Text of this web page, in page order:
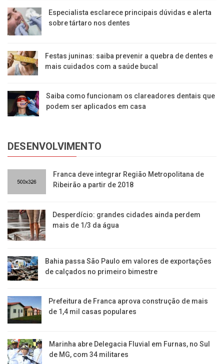
Especialista esclarece principais dúvidas e alerta
sobre tártaro nos dentes
Festas juninas: saiba prevenir a quebra de dentes e
mais cuidados com a saúde bucal
Saiba como funcionam os clareadores dentais que
podem ser aplicados em casa
DESENVOLVIMENTO
Franca deve integrar Região Metropolitana de
Ribeirão a partir de 2018
Desperdício: grandes cidades ainda perdem
mais de 1/3 da água
Bahia passa São Paulo em valores de exportações
de calçados no primeiro bimestre
Prefeitura de Franca aprova construção de mais
de 1,4 mil casas populares
Marinha abre Delegacia Fluvial em Furnas, no Sul
de MG, com 34 militares